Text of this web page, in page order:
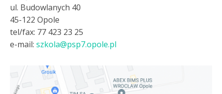
ul. Budowlanych 40
45-122 Opole
tel/fax: 77 423 23 25
e-mail: szkola@psp7.opole.pl